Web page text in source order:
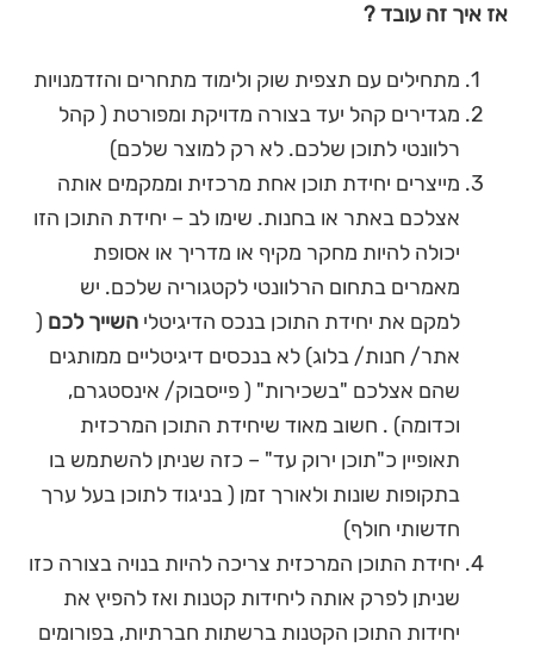
אז איך זה עובד ?
מתחילים עם תצפית שוק ולימוד מתחרים והזדמנויות
מגדירים קהל יעד בצורה מדויקת ומפורטת ( קהל
רלוונטי לתוכן שלכם. לא רק למוצר שלכם)
מייצרים יחידת תוכן אחת מרכזית וממקמים אותה
אצלכם באתר או בחנות. שימו לב – יחידת התוכן הזו
יכולה להיות מחקר מקיף או מדריך או אסופת
מאמרים בתחום הרלוונטי לקטגוריה שלכם. יש
למקם את יחידת התוכן בנכס הדיגיטליהשייך לכם (
אתר/ חנות/ בלוג) לא בנכסים דיגיטליים ממותגים
שהם אצלכם "בשכירות" ( פייסבוק/ אינסטגרם,
וכדומה) . חשוב מאוד שיחידת התוכן המרכזית
תאופיין כ"תוכן ירוק עד" – כזה שניתן להשתמש בו
בתקופות שונות ולאורך זמן ( בניגוד לתוכן בעל ערך
חדשותי חולף)
יחידת התוכן המרכזית צריכה להיות בנויה בצורה כזו
שניתן לפרק אותה ליחידות קטנות ואז להפיץ את
יחידות התוכן הקטנות ברשתות חברתיות, בפורומים